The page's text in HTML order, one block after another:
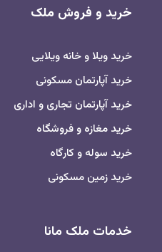
خرید و فروش ملک
خرید ویلا و خانه ویلایی
خرید آپارتمان مسکونی
خرید آپارتمان تجاری و اداری
خرید مغازه و فروشگاه
خرید سوله و کارگاه
خرید زمین مسکونی
خدمات ملک مانا